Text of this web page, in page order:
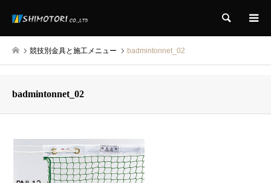
検索
競技別金具と施工メニュー badmintonnet_02
badmintonnet_02